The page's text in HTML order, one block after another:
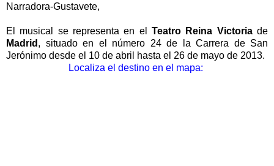
Narradora-Gustavete,
El musical se representa en el Teatro Reina Victoriade
Madrid , situado en el número 24 de la Carrera de San
Jerónimo desde el 10 de abril hasta el 26 de mayo de 2013.
Localiza el destino en el mapa: